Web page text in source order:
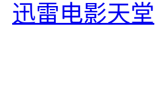
迅雷电影天堂